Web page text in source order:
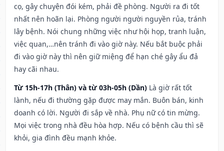
cọ, gây chuyện đói kém, phải đề phòng. Người ra đi tốt
nhất nên hoãn lại. Phòng người người nguyền rủa, tránh
lây bệnh. Nói chung những việc như hội họp, tranh luận,
việc quan,…nên tránh đi vào giờ này. Nếu bắt buộc phải
đi vào giờ này thì nên giữ miệng để hạn ché gây ẩu đả
hay cãi nhau.
Từ 15h-17h (Thân) và từ 03h-05h (Dần) Là giờ rất tốt
lành, nếu đi thường gặp được may mắn. Buôn bán, kinh
doanh có lời. Người đi sắp về nhà. Phụ nữ có tin mừng.
Mọi việc trong nhà đều hòa hợp. Nếu có bệnh cầu thì sẽ
khỏi, gia đình đều mạnh khỏe.